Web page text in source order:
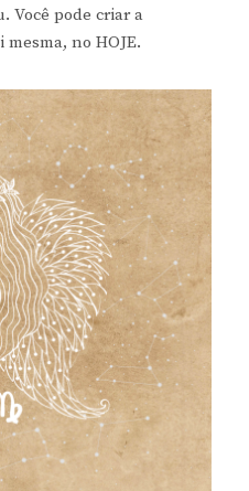
Você pode criar a
no HOJE.